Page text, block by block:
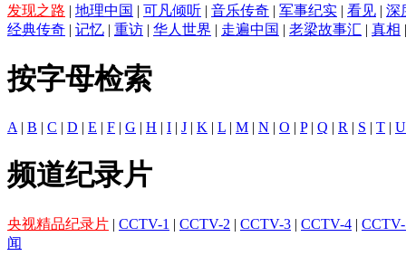
发现之路 | 地理中国 | 可凡倾听 | 音乐传奇 | 军事纪实 | 看见 | 深
经典传奇 | 记忆 | 重访 | 华人世界 | 走遍中国 | 老梁故事汇 | 真相
按字母检索
A | B | C | D | E | F | G | H | I | J | K | L | M | N | O | P| Q | R | S | T | U
频道纪录片
央视精品纪录片 | CCTV-1 | CCTV-2 | CCTV-3 | CCTV-4 |
闻